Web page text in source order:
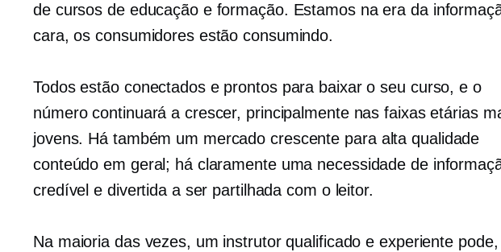
de cursos de educação e formação. Estamos na era da
cara, os consumidores estão consumindo.
Todos estão conectados e prontos para baixar o seu curso, e o
número continuará a crescer, principalmente nas faixas etárias
jovens. Há também um mercado crescente para alta qualidade
conteúdo em geral; há claramente uma necessidade de
credível e divertida a ser partilhada com o leitor.
Na maioria das vezes, um instrutor qualificado e experiente